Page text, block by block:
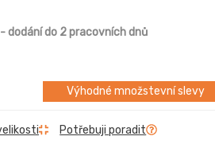
- dodání do 2 pracovních dnů
Výhodné množstevní slevy
Potřebuji poradit